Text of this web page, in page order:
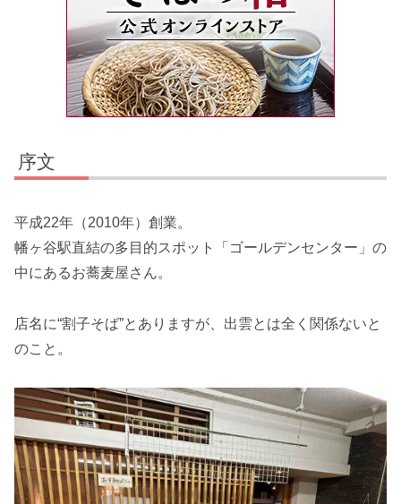
序文
平成22年（2010年）創業。
幡ヶ谷駅直結の多目的スポット「ゴールデンセンター」の
中にあるお蕎麦屋さん。
店名に“割子そば”とありますが、出雲とは全く関係ないと
のこと。